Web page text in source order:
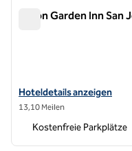
Hilton Garden Inn
Hoteldetails für das Hilton
Hoteldetails anzeigen
13,10 Meilen
Kostenfreie Parkplätze